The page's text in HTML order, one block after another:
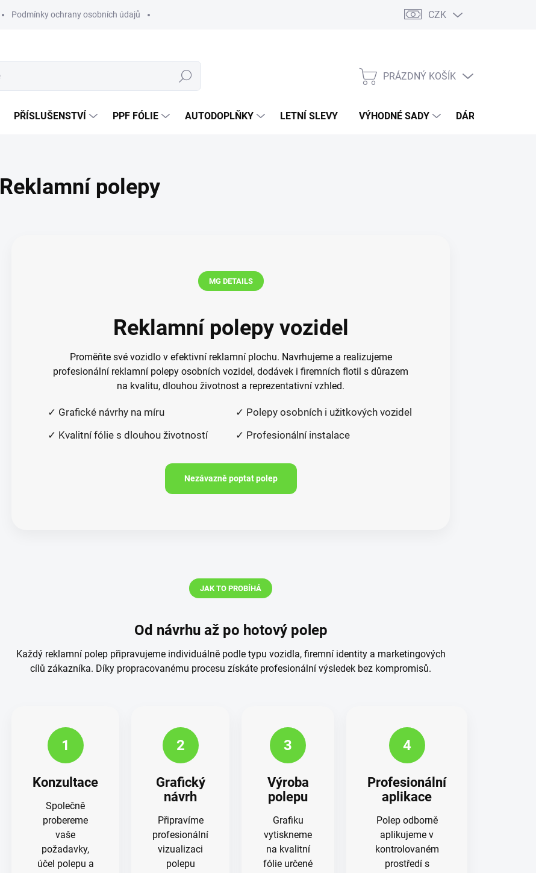
Podmínky ochrany osobních údajů CZK
Hledat
NÁKUPNÍ
PRÁZDNÝ KOŠÍK
PŘÍSLUŠENSTVÍ PPF FÓLIE AUTODOPLŇKY LETNÍ SLEVY VÝHODNÉ SADY DÁRKOVÝ
Reklamní polepy
MG DETAILS
Reklamní polepy vozidel
Proměňte své vozidlo v efektivní reklamní plochu. Navrhujeme a realizujeme
profesionální reklamní polepy osobních vozidel, dodávek i firemních flotil s důrazem
na kvalitu, dlouhou životnost a reprezentativní vzhled.
✓ Grafické návrhy na míru
✓ Polepy osobních i užitkových vozidel
✓ Kvalitní fólie s dlouhou životností
✓ Profesionální instalace
Nezávazně poptat polep
JAK TO PROBÍHÁ
Od návrhu až po hotový polep
Každý reklamní polep připravujeme individuálně podle typu vozidla, firemní identity a marketingových
cílů zákazníka. Díky propracovanému procesu získáte profesionální výsledek bez kompromisů.
1
Konzultace
Společně
probereme
vaše
požadavky,
účel polepu a
2
Grafický
návrh
Připravíme
profesionální
vizualizaci
polepu
3
Výroba
polepu
Grafiku
vytiskneme
na kvalitní
fólie určené
4
Profesionální
aplikace
Polep odborně
aplikujeme v
kontrolovaném
prostředí s